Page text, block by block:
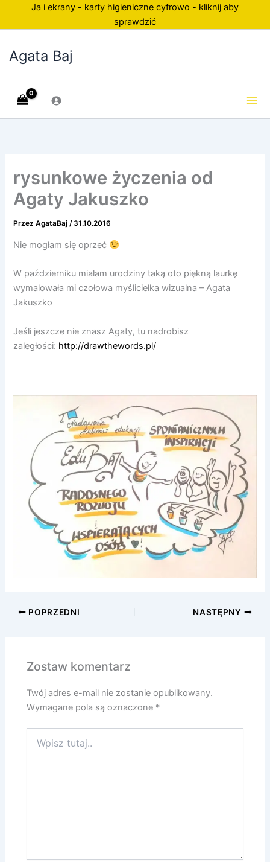
Ja i ekrany - karty higieniczne cyfrowo - kliknij aby
sprawdzić
Agata Baj
rysunkowe życzenia od
Agaty Jakuszko
PrzezAgataBaj/31.10.2016
Nie mogłam się oprzeć
W październiku miałam urodziny taką oto piękną laurkę
wymalowała mi czołowa myślicielka wizualna – Agata
Jakuszko
Jeśli jeszcze nie znasz Agaty, tu nadrobisz
zaległości: http://drawthewords.pl/
POPRZEDNI NASTĘPNY
Zostaw komentarz
Twój adres e-mail nie zostanie opublikowany.
Wymagane pola są oznaczone *
tutaj..